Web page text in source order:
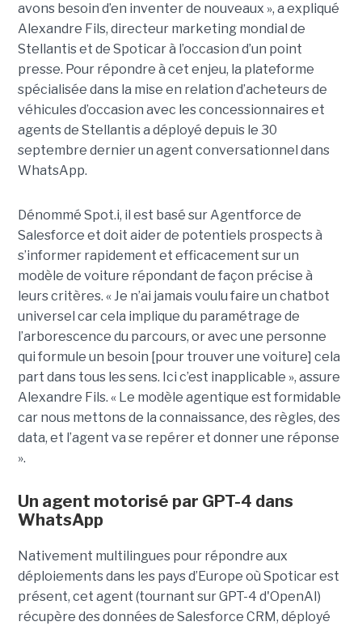
avons besoin d’en inventer de nouveaux », a expliqué
Alexandre Fils, directeur marketing mondial de
Stellantis et de Spoticar à l’occasion d’un point
presse. Pour répondre à cet enjeu, la plateforme
spécialisée dans la mise en relation d’acheteurs de
véhicules d’occasion avec les concessionnaires et
agents de Stellantis a déployé depuis le 30
septembre dernier un agent conversationnel dans
WhatsApp.
Dénommé Spot.i, il est basé sur Agentforce de
Salesforce et doit aider de potentiels prospects à
s’informer rapidement et efficacement sur un
modèle de voiture répondant de façon précise à
leurs critères. « Je n’ai jamais voulu faire un chatbot
universel car cela implique du paramétrage de
l’arborescence du parcours, or avec une personne
qui formule un besoin [pour trouver une voiture] cela
part dans tous les sens. Ici c’est inapplicable », assure
Alexandre Fils. « Le modèle agentique est formidable
car nous mettons de la connaissance, des règles, des
data, et l’agent va se repérer et donner une réponse
».
Un agent motorisé par GPT-4 dans
WhatsApp
Nativement multilingues pour répondre aux
déploiements dans les pays d’Europe où Spoticar est
présent, cet agent (tournant sur GPT-4 d'OpenAI)
récupère des données de Salesforce CRM, déployé